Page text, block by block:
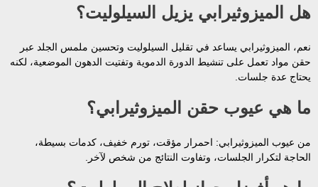
هل الميزوثيرابي يزيل السيلوليت؟
نعم، الميزوثيرابي يساعد في تقليل السيلوليت وتحسين ملمس الجلد عبر
حقن مواد تعمل على تنشيط الدورة الدموية وتفتيت الدهون الموضعية، لكنه
يحتاج عدة جلسات.
ما هي عيوب حقن الميزوثيرابي؟
من عيوب الميزوثيرابي: احمرار مؤقت، تورم خفيف، كدمات بسيطة،
الحاجة لتكرار الجلسات، وتفاوت النتائج من شخص لآخر.